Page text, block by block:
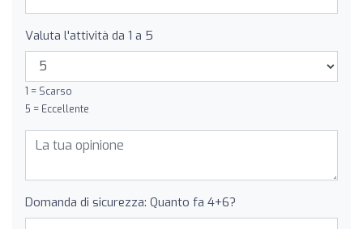
Valuta l'attività da 1 a 5
1 = Scarso
5 = Eccellente
Domanda di sicurezza: Quanto fa 4+6?